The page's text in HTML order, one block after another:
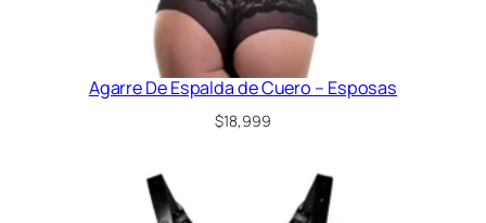
Agarre De Espalda de Cuero – Esposas
$18,999